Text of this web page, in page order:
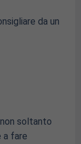
da un
soltanto
a fare